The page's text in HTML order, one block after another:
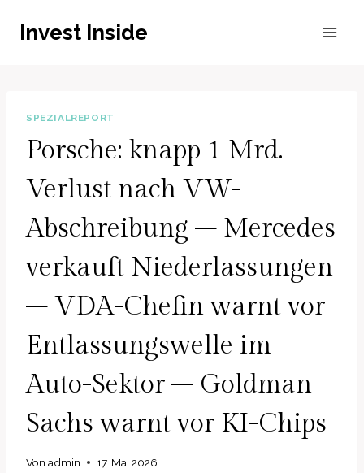
InhaltInvest Inside
SPEZIALREPORT
Porsche: knapp 1 Mrd.
Verlust nach VW-
Abschreibung – Mercedes
verkauft Niederlassungen
– VDA-Chefin warnt vor
Entlassungswelle im
Auto-Sektor – Goldman
Sachs warnt vor KI-Chips
Von admin 17. Mai 2026